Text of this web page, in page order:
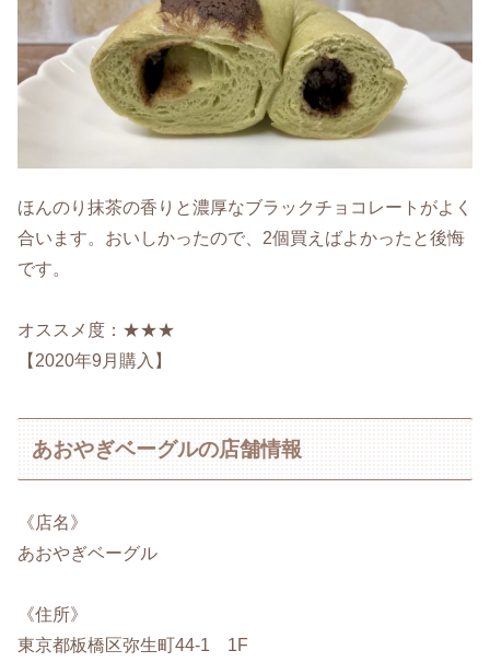
ほんのり抹茶の香りと濃厚なブラックチョコレートがよく
合います。おいしかったので、2個買えばよかったと後悔
です。
オススメ度：★★★
【2020年9月購入】
あおやぎベーグルの店舗情報
《店名》
あおやぎベーグル
《住所》
東京都板橋区弥生町44-1 1F